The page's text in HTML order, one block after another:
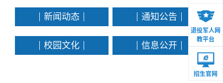
新闻动态 通知公告
校园文化 信息公开
退役军人网
教平台
招生官网